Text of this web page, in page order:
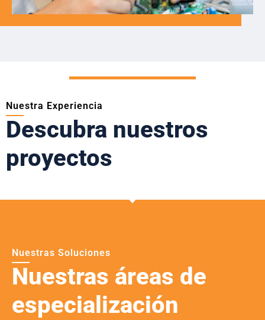
Nuestra Experiencia
Descubra nuestros
proyectos
Nuestras Soluciones
Nuestras áreas de
especialización